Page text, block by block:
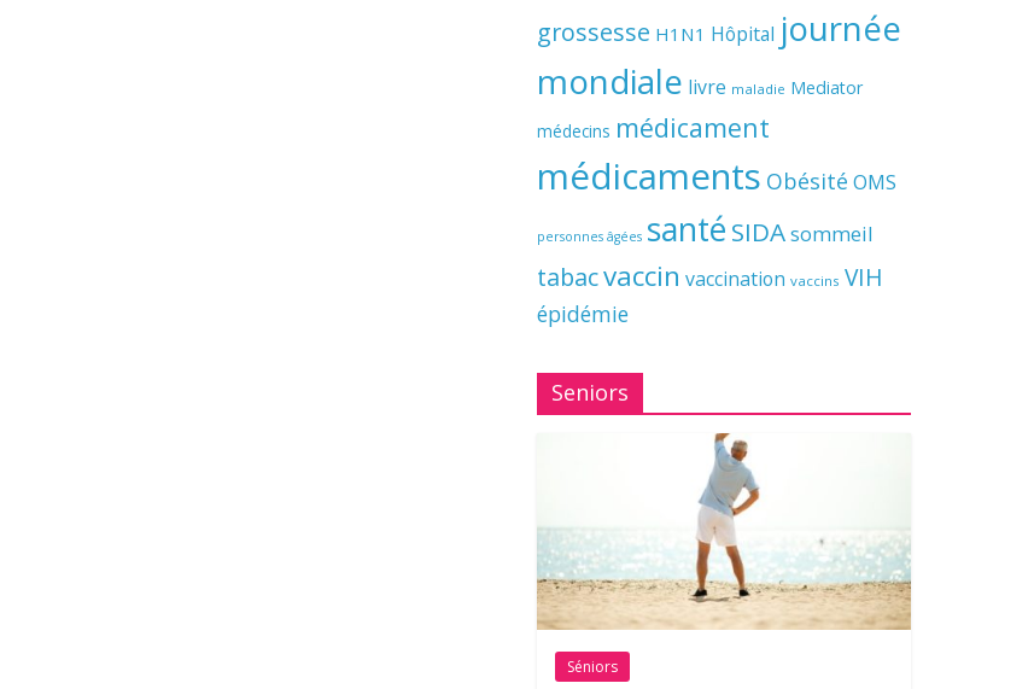
grossesse H1N1 Hôpital journée
mondiale livre maladie Mediator
médecins médicament
médicaments Obésité OMS
personnes âgées santé SIDAsommeil
tabacvaccin vaccination vaccins VIH
épidémie
Seniors
Séniors